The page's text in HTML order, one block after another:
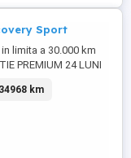
Sport
limita a 30.000 km
PREMIUM 24 LUNI
de maxim 6 ani
pentru
obtinute
persoane juridice si
km